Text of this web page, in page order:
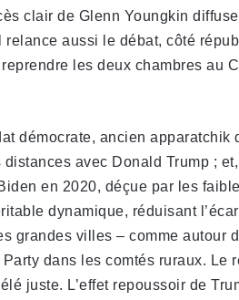
clair de Glenn Youngkin
aussi le débat, côté
les deux chambres au
démocrate, ancien apparatchik
avec Donald Trump ;
en 2020, déçue par les
dynamique, réduisant
grandes villes – comme autour
dans les comtés ruraux. Le
juste. L’effet repoussoir de